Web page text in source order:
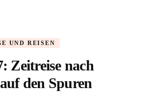
UND REISEN
Zeitreise nach
den Spuren